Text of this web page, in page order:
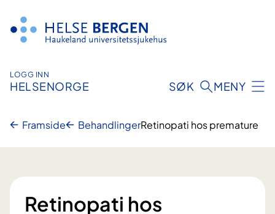
innhald
LOGG INN
HELSENORGE SØK MENY
Framside BehandlingerRetinopati hos premature
Retinopati hos